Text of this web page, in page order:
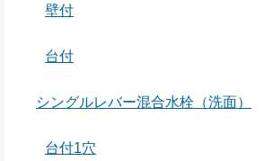
壁付
台付
シングルレバー混合水栓（洗面）
台付1穴